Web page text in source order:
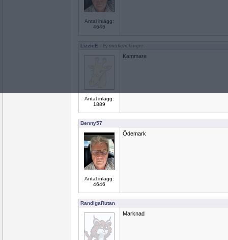
Antal inlägg:
4646
LizzieE - Ej medlem längre
Antal inlägg:
1889
Kammare
Benny57
Antal inlägg:
4646
Ödemark
RandigaRutan
Marknad